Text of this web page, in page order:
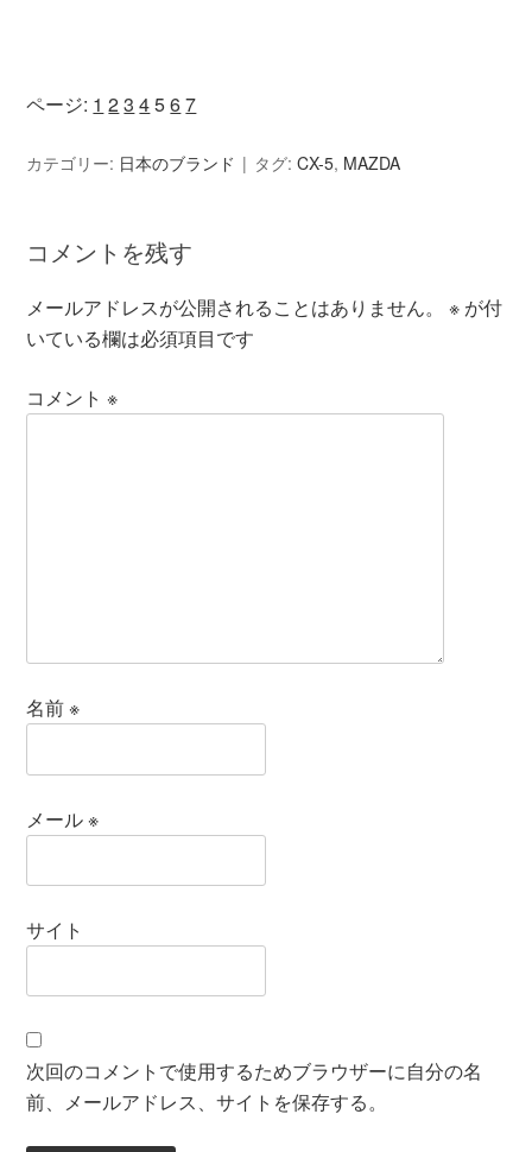
ページ: 1 23 4567
カテゴリー: 日本のブランド タグ:CX-5, MAZDA
コメントを残す
メールアドレスが公開されることはありません。 ※ が付
いている欄は必須項目です
コメント※
名前※
メール※
サイト
次回のコメントで使用するためブラウザーに自分の名
前、メールアドレス、サイトを保存する。